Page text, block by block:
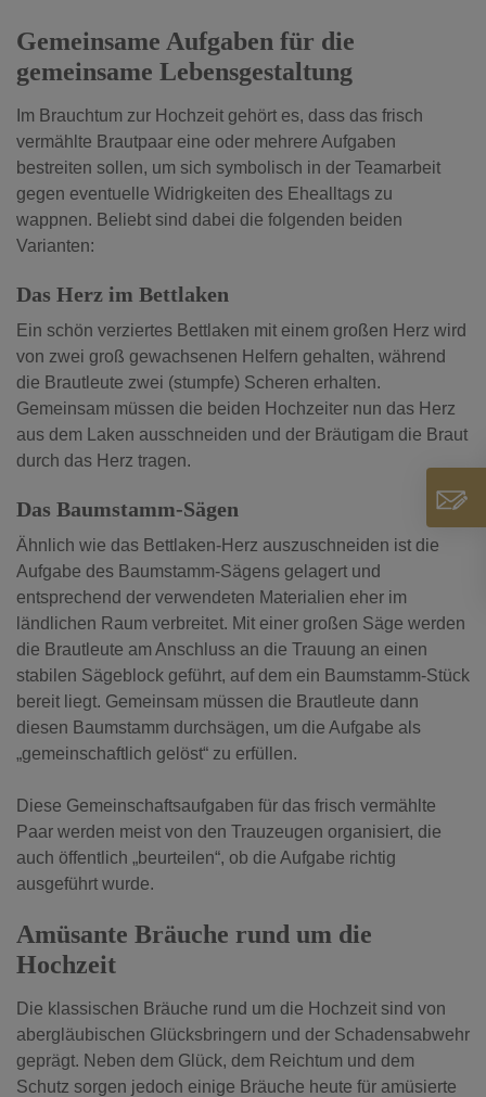
Gemeinsame Aufgaben für die
gemeinsame Lebensgestaltung
Im Brauchtum zur Hochzeit gehört es, dass das frisch
vermählte Brautpaar eine oder mehrere Aufgaben
bestreiten sollen, um sich symbolisch in der Teamarbeit
gegen eventuelle Widrigkeiten des Ehealltags zu
wappnen. Beliebt sind dabei die folgenden beiden
Varianten:
Das Herz im Bettlaken
Ein schön verziertes Bettlaken mit einem großen Herz wird
von zwei groß gewachsenen Helfern gehalten, während
die Brautleute zwei (stumpfe) Scheren erhalten.
Gemeinsam müssen die beiden Hochzeiter nun das Herz
aus dem Laken ausschneiden und der Bräutigam die Braut
durch das Herz tragen.
Das Baumstamm-Sägen
Ähnlich wie das Bettlaken-Herz auszuschneiden ist die
Aufgabe des Baumstamm-Sägens gelagert und
entsprechend der verwendeten Materialien eher im
ländlichen Raum verbreitet. Mit einer großen Säge werden
die Brautleute am Anschluss an die Trauung an einen
stabilen Sägeblock geführt, auf dem ein Baumstamm-Stück
bereit liegt. Gemeinsam müssen die Brautleute dann
diesen Baumstamm durchsägen, um die Aufgabe als
„gemeinschaftlich gelöst“ zu erfüllen.
Diese Gemeinschaftsaufgaben für das frisch vermählte
Paar werden meist von den Trauzeugen organisiert, die
auch öffentlich „beurteilen“, ob die Aufgabe richtig
ausgeführt wurde.
Amüsante Bräuche rund um die
Hochzeit
Die klassischen Bräuche rund um die Hochzeit sind von
abergläubischen Glücksbringern und der Schadensabwehr
geprägt. Neben dem Glück, dem Reichtum und dem
Schutz sorgen jedoch einige Bräuche heute für amüsierte